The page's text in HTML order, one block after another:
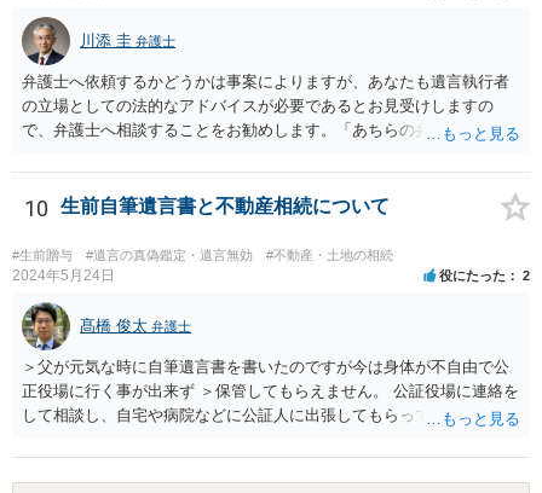
効がいつから進むかは慎重に検討する必要があります。ただし、死亡
から３年が経過しているとのことですので、早急に戸籍、遺言の有
無、不動産登記、遺産分割協議書の有無を確認した方がよいでしょ
う。特に、お姉様側だけで不動産名義を変更している場合、遺言があ
ったのか、遺産分割協議書が作成されているのか、奥様の署名押印が
以前に、法定相続分や遺産分割未了の問題として整理すべき場合もあ
ります。 奥様において戸籍謄本、不動産登記簿、固定資産評価証明
書、遺言書の有無等を確認し、弁護士に個別に相談した方がよいと思
われます。
川添 圭 弁護士
弁護士へ依頼するかどうかは事案によりますが、あなたも遺言執行者
の立場としての法的なアドバイスが必要であるとお見受けしますの
で、弁護士へ相談することをお勧めします。「あちらの弁護士」（元
誘導しかしてこないと思います。
10 生前自筆遺言書と不動産相続について
#生前贈与 #遺言の真偽鑑定・遺言無効 #不動産・土地の相続
2024年5月24日 役にたった 2
髙橋 俊太 弁護士
＞父が元気な時に自筆遺言書を書いたのですが今は身体が不自由で公
正役場に行く事が出来ず ＞保管してもらえません。 公証役場に連絡を
して相談し、自宅や病院などに公証人に出張してもらって公正証書を
うことも可能です。 ＞不動産名義を父から母に名義変更しておいた方
がいいのではと考えていますがどう思いますか？ 詳細が不明であり何